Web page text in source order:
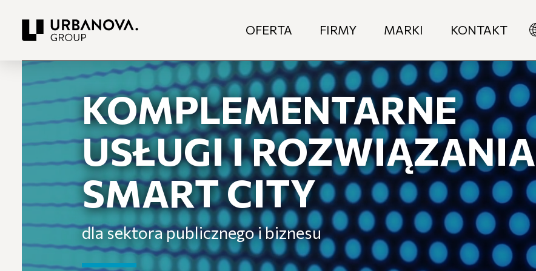
OFERTA FIRMY MARKI KONTAKT
KOMPLEMENTARNE
USŁUGI I ROZWIĄZANIA
SMART CITY
dla sektora publicznego i biznesu